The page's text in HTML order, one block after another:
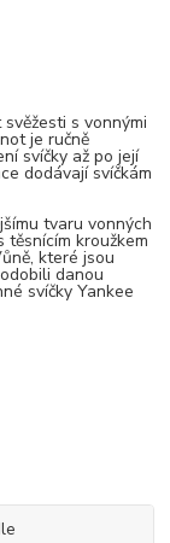
s vonnými
je ručně
svíčky až po její
dodávají svíčkám
tvaru vonných
těsnícím kroužkem
které jsou
danou
svíčky Yankee